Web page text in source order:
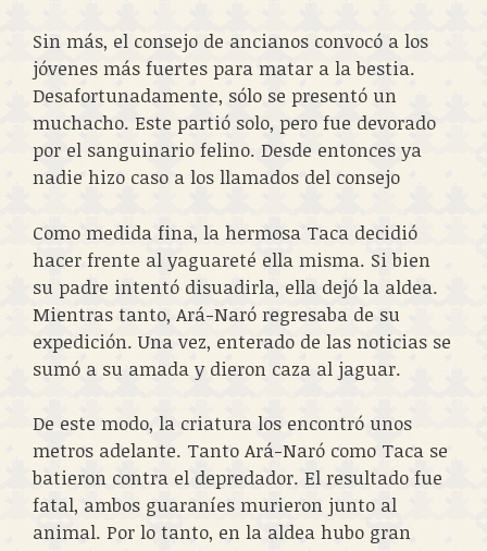
Sin más, el consejo de ancianos convocó a los
jóvenes más fuertes para matar a la bestia.
Desafortunadamente, sólo se presentó un
muchacho. Este partió solo, pero fue devorado
por el sanguinario felino. Desde entonces ya
nadie hizo caso a los llamados del consejo
Como medida fina, la hermosa Taca decidió
hacer frente al yaguareté ella misma. Si bien
su padre intentó disuadirla, ella dejó la aldea.
Mientras tanto, Ará-Naró regresaba de su
expedición. Una vez, enterado de las noticias se
sumó a su amada y dieron caza al jaguar.
De este modo, la criatura los encontró unos
metros adelante. Tanto Ará-Naró como Taca se
batieron contra el depredador. El resultado fue
fatal, ambos guaraníes murieron junto al
animal. Por lo tanto, en la aldea hubo gran